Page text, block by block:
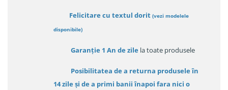
Felicitare cu textul dorit (vezi modelele
disponibile)
Garanție 1 An de zile la toate produsele
Posibilitatea de a returna produsele în
14 zileși de a primi banii înapoi fara nici o